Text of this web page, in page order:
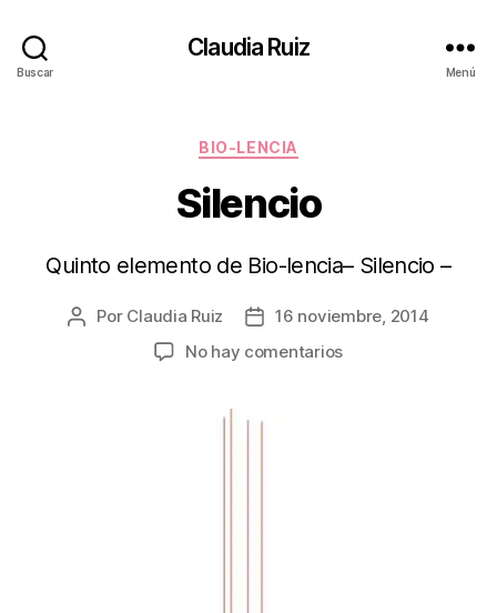
Buscar
Claudia Ruiz
Menú
Categorías
BIO-LENCIA
Silencio
Quinto elemento de Bio-lencia– Silencio –
Autor
Por Claudia Ruiz
Fecha16 noviembre, 2014
No hay comentariosen